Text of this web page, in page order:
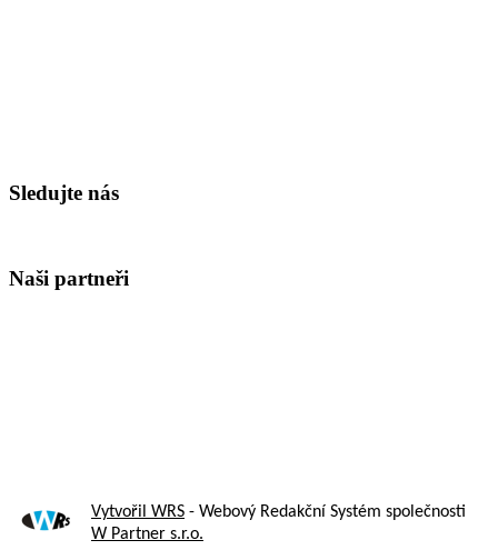
Sledujte nás
Naši partneři
Vytvořil WRS - Webový Redakční Systém společnosti
W Partner s.r.o.